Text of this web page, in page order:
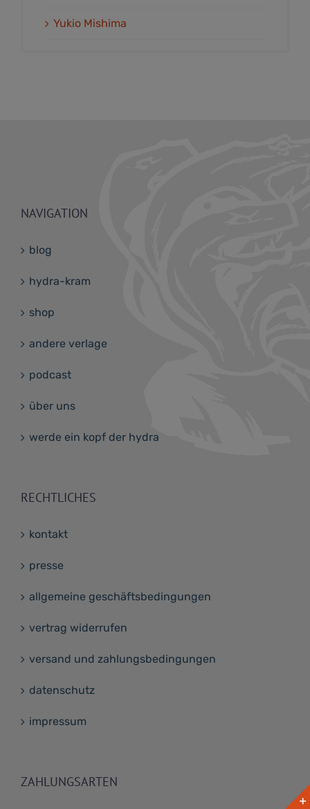
Yukio Mishima
NAVIGATION
blog
hydra-kram
shop
andere verlage
podcast
über uns
werde ein kopf der hydra
RECHTLICHES
kontakt
presse
allgemeine geschäftsbedingungen
vertrag widerrufen
versand und zahlungsbedingungen
datenschutz
impressum
ZAHLUNGSARTEN